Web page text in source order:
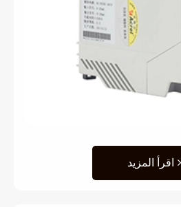
اقرأ المزيد